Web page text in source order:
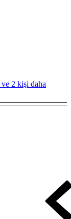
ve 2 kişi daha